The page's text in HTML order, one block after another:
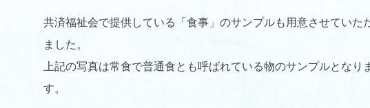
共済福祉会で提供している「食事」のサンプルも用意させていた
ました。
上記の写真は常食で普通食とも呼ばれている物のサンプルとなり
す。